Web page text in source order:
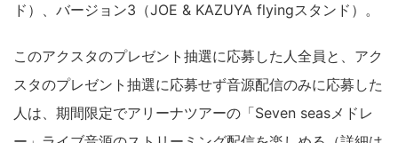
ド）、バージョン3（JOE & KAZUYA flyingスタンド）。
このアクスタのプレゼント抽選に応募した人全員と、アク
スタのプレゼント抽選に応募せず音源配信のみに応募した
人は、期間限定でアリーナツアーの「Seven seasメドレ